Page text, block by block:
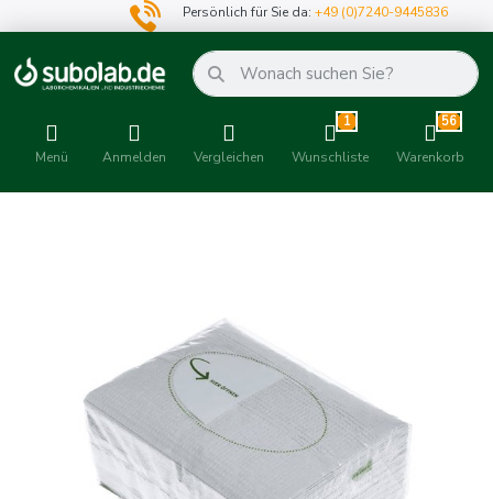
Persönlich für Sie da:+49 (0)7240-9445836
Menü Anmelden Vergleichen
1
Wunschliste
56
Warenkorb